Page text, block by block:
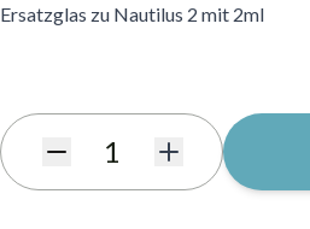
Ersatzglas zu Nautilus 2 mit 2ml